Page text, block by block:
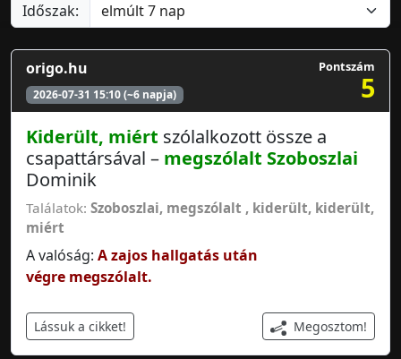
Időszak:
origo.hu
2026-07-31 15:10 (~6 napja)
Pontszám
5
Kiderült, miért szólalkozott össze a
csapattársával – megszólalt Szoboszlai
Dominik
Találatok: Szoboszlai, megszólalt , kiderült, kiderült,
miért
A valóság: A zajos hallgatás után
végre megszólalt.
Lássuk a cikket! Megosztom!